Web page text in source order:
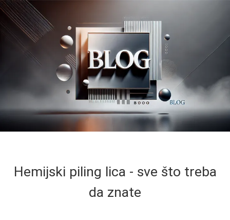
Hemijski piling lica - sve što treba
da znate